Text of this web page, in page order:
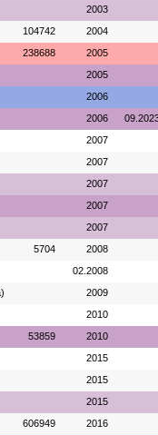
2003
104742 2004
238688 2005
2005
2006
2006
2007
2007
2007
2007
2007
5704 2008
02.2008
2009
2010
53859 2010
2015
2015
2015
606949 2016